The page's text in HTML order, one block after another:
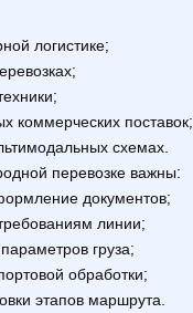
логистике;
коммерческих поставок;
схемах.
перевозке важны:
документов;
линии;
груза;
обработки;
этапов маршрута.